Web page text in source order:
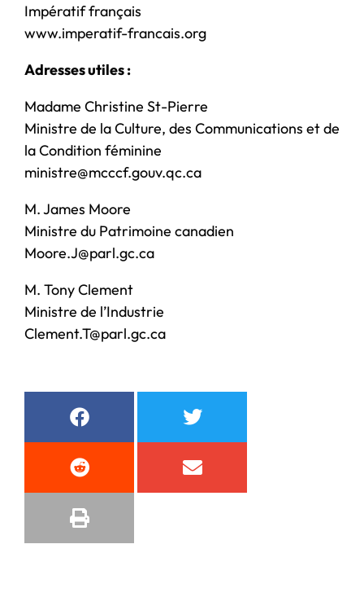
Impératif français
www.imperatif-francais.org
Adresses utiles :
Madame Christine St-Pierre
Ministre de la Culture, des Communications et de
la Condition féminine
ministre@mcccf.gouv.qc.ca
M. James Moore
Ministre du Patrimoine canadien
Moore.J@parl.gc.ca
M. Tony Clement
Ministre de l’Industrie
Clement.T@parl.gc.ca